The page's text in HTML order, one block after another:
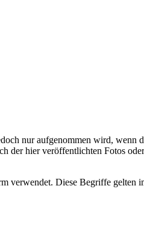
nur aufgenommen wird, wenn
der hier veröffentlichten Fotos
verwendet. Diese Begriffe gelten